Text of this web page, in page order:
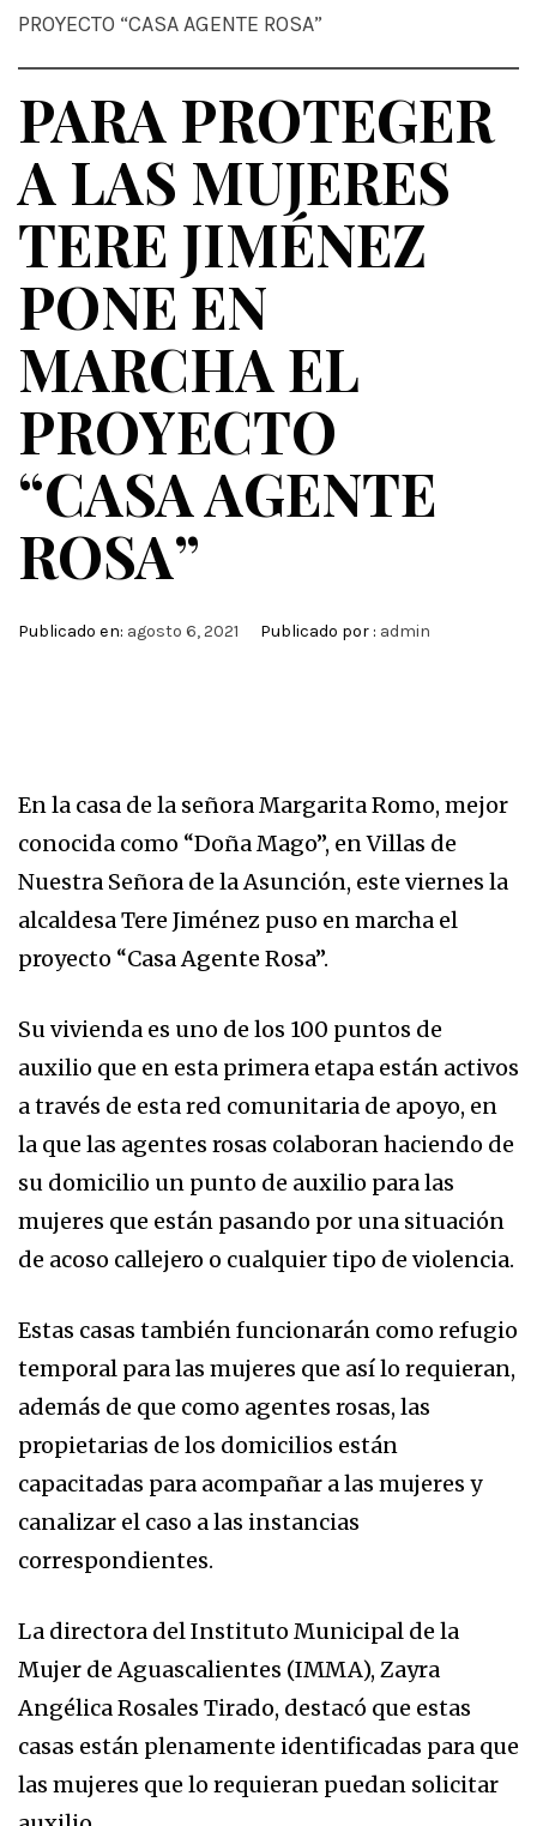
PROYECTO “CASA AGENTE ROSA”
PARA PROTEGER
A LAS MUJERES
TERE JIMÉNEZ
PONE EN
MARCHA EL
PROYECTO
“CASA AGENTE
ROSA”
Publicado en: agosto 6, 2021 Publicado por : admin
En la casa de la señora Margarita Romo, mejor
conocida como “Doña Mago”, en Villas de
Nuestra Señora de la Asunción, este viernes la
alcaldesa Tere Jiménez puso en marcha el
proyecto “Casa Agente Rosa”.
Su vivienda es uno de los 100 puntos de
auxilio que en esta primera etapa están activos
a través de esta red comunitaria de apoyo, en
la que las agentes rosas colaboran haciendo de
su domicilio un punto de auxilio para las
mujeres que están pasando por una situación
de acoso callejero o cualquier tipo de violencia.
Estas casas también funcionarán como refugio
temporal para las mujeres que así lo requieran,
además de que como agentes rosas, las
propietarias de los domicilios están
capacitadas para acompañar a las mujeres y
canalizar el caso a las instancias
correspondientes.
La directora del Instituto Municipal de la
Mujer de Aguascalientes (IMMA), Zayra
Angélica Rosales Tirado, destacó que estas
casas están plenamente identificadas para que
las mujeres que lo requieran puedan solicitar